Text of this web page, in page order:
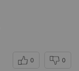
0 0